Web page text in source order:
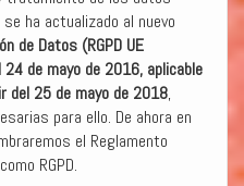
ha actualizado al nuevo
de Datos (RGPD UE
de mayo de 2016, aplicable
del 25 de mayo de 2018,
para ello. De ahora en
el Reglamento
RGPD.